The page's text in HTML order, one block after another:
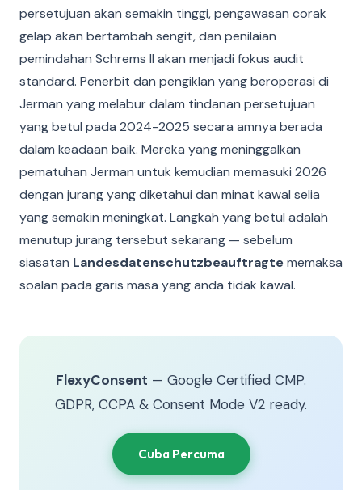
persetujuan akan semakin tinggi, pengawasan corak
gelap akan bertambah sengit, dan penilaian
pemindahan Schrems II akan menjadi fokus audit
standard. Penerbit dan pengiklan yang beroperasi di
Jerman yang melabur dalam tindanan persetujuan
yang betul pada 2024-2025 secara amnya berada
dalam keadaan baik. Mereka yang meninggalkan
pematuhan Jerman untuk kemudian memasuki 2026
dengan jurang yang diketahui dan minat kawal selia
yang semakin meningkat. Langkah yang betul adalah
menutup jurang tersebut sekarang — sebelum
siasatan Landesdatenschutzbeauftragtememaksa
soalan pada garis masa yang anda tidak kawal.
FlexyConsent — Google Certified CMP.
GDPR, CCPA & Consent Mode V2 ready.
Cuba Percuma